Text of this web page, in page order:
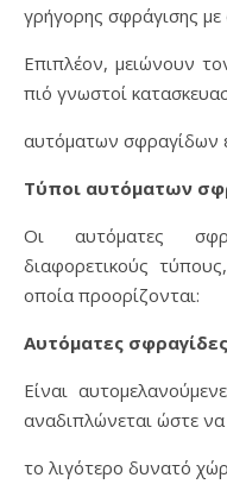
γρήγορης σφράγισης με
Επιπλέον, μειώνουν
πιό γνωστοί
αυτόματων σφραγίδων
Τύποι αυτόματων
Οι αυτόματες
διαφορετικούς
οποία προορίζονται:
Αυτόματες
Είναι
αναδιπλώνεται ώστε
το λιγότερο δυνατό